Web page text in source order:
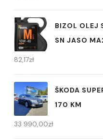
BIZOL OLEJ
SN JASO
82,17zł
ŠKODA
170 KM
33 990,00zł